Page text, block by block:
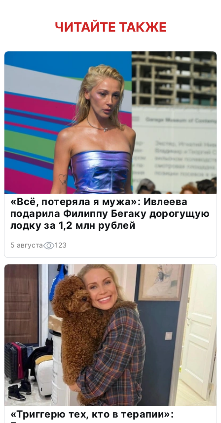
ЧИТАЙТЕ ТАКЖЕ
«Всё, потеряла я мужа»: Ивлеева
подарила Филиппу Бегаку дорогущую
лодку за 1,2 млн рублей
5 августа 123
«Триггерю тех, кто в терапии»: